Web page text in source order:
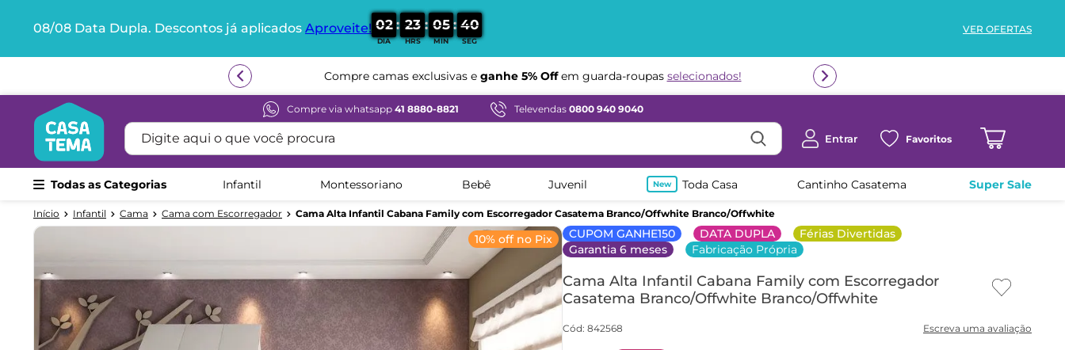
08/08 Data Dupla. Descontos já aplicados Aproveite! 02
DIA
: 23
HRS
: 05
MIN
: 39
SEG
VER OFERTAS
Compre em ate 12x sem juros
Compre via whatsapp 41 8880-8821 Televendas 0800 940 9040
Digite aqui o que você procura
Entrar Favoritos
Todas as Categorias Infantil Montessoriano Bebê Juvenil Toda Casa Cantinho Casatema Super Sale
Infantil Cama Cama com Escorregador Cama Alta Infantil Cabana Family com Escorregador Casatema Branco/Offwhite Branco/Offwhite
10% off no Pix CUPOM GANHE150 DATA DUPLA
Férias Divertidas
Garantia 6 meses
Fabricação Própria
Cama Alta Infantil Cabana Family com Escorregador
Casatema Branco/Offwhite Branco/Offwhite
Cód: 842568
Termos mais buscados
guarda roupa
aria
bicama
escrivaninha
treliche
cama infantil
cômoda